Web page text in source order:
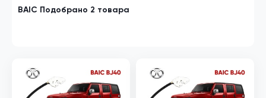
BAIC Подобрано 2 товара